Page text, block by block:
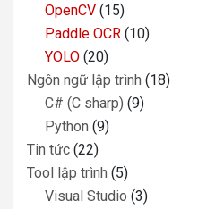
OpenCV (15)
Paddle OCR (10)
YOLO (20)
Ngôn ngữ lập trình (18)
C# (C sharp) (9)
Python (9)
Tin tức (22)
Tool lập trình (5)
Visual Studio (3)